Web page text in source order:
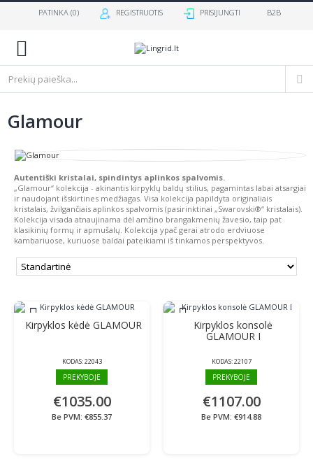
PATINKA (0) REGISTRUOTIS PRISIJUNGTI B2B
Glamour
Autentiški kristalai, spindintys aplinkos spalvomis.
„Glamour“ kolekcija - akinantis kirpyklų baldų stilius, pagamintas labai atsargiai
ir naudojant išskirtines medžiagas. Visa kolekcija papildyta originaliais
kristalais, žvilgančiais aplinkos spalvomis (pasirinktinai „Swarovski®“ kristalais).
Kolekcija visada atnaujinama dėl amžino brangakmenių žavesio, taip pat
klasikinių formų ir apmušalų. Kolekcija ypač gerai atrodo erdviuose
kambariuose, kuriuose baldai pateikiami iš tinkamos perspektyvos.
Kirpyklos kėdė GLAMOUR
KODAS:22043
PREKYBOJE
€1035.00
Be PVM: €855.37
Kirpyklos konsolė
GLAMOUR I
KODAS:22107
PREKYBOJE
€1107.00
Be PVM: €914.88